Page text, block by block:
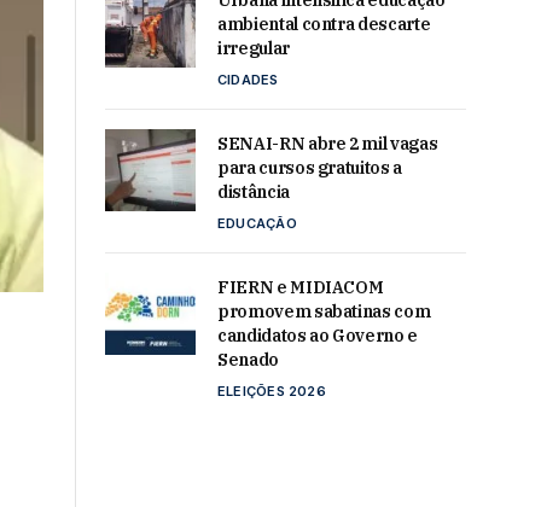
ambiental contra descarte
irregular
CIDADES
SENAI-RN abre 2 mil vagas
para cursos gratuitos a
distância
EDUCAÇÃO
FIERN e MIDIACOM
promovem sabatinas com
candidatos ao Governo e
Senado
ELEIÇÕES 2026